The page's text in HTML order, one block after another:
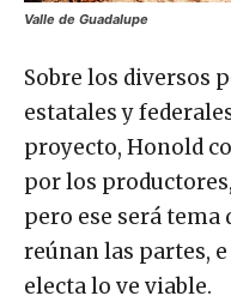
Valle de Guadalupe
Sobre los diversos
estatales y
proyecto, Honold
por los
pero ese será tema
reúnan las partes,
electa lo ve viable.